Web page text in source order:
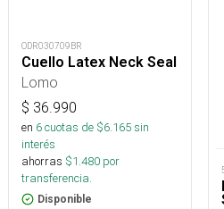
ODR030709BR
Cuello Latex Neck Seal
Lomo
$ 36.990
en 6cuotas de $6.165sin
interés
ahorras $1.480 por
transferencia.
Disponible